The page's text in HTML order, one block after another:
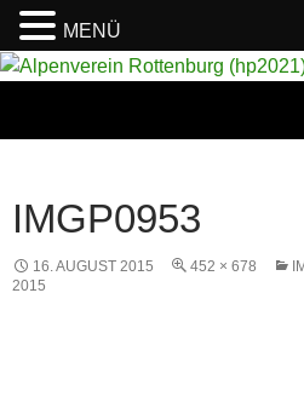
IMGP0953
16. AUGUST 2015 452 × 678
2015
MENÜ